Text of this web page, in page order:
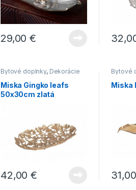
29,00€
Bytové doplnky, Dekorácie
Miska Gingko leafs
50x30cm zlatá
42,00€
Bytové
Miska
31,00
12.
septembra 2021
Trend roka 2021 – mramor v
domácnosti